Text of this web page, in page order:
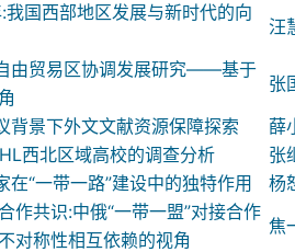
我国西部地区发展与新时代的向
汪
由贸易区协调发展研究——基于
张
背景下外文文献资源保障探索
西北区域高校的调查分析
薛
张
在“一带一路”建设中的独特作用
杨
作共识:中俄“一带一盟”对接合作
称性相互依赖的视角
焦